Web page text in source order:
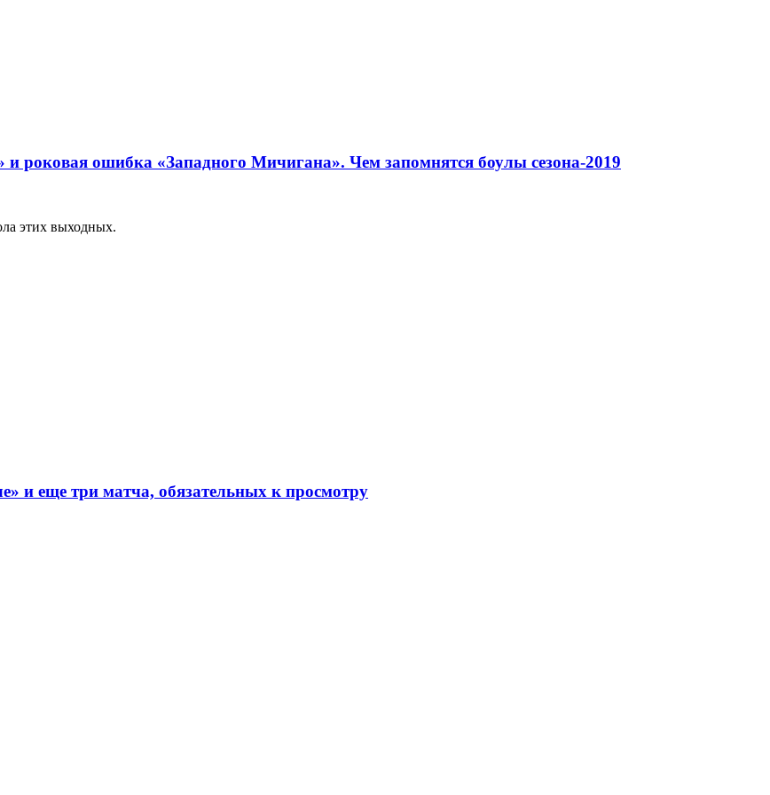
роковая ошибка «Западного Мичигана». Чем запомнятся боулы сезона-2019
этих выходных.
и еще три матча, обязательных к просмотру